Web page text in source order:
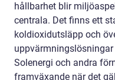
hållbarhet blir
centrala. Det finns ett
koldioxidutsläpp och
Solenergi och andra
framväxande när det